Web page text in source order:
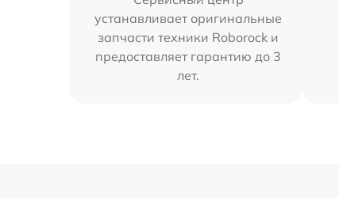
устанавливает оригинальные
запчасти техники Roborock и
предоставляет гарантию до 3
лет.